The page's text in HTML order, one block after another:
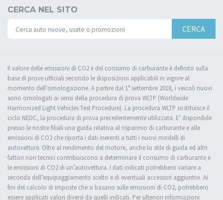
CERCA NEL SITO
CERCA
Il valore delle emissioni di CO2 e del consumo di carburante è definito sulla
base di prove ufficiali secondo le disposizioni applicabili in vigore al
momento dell'omologazione. A partire dal 1° settembre 2018, i veicoli nuovi
sono omologati ai sensi della procedura di prova WLTP (Worldwide
Harmonized Light Vehicles Test Procedure). La procedura WLTP sostituisce il
ciclo NEDC, la procedura di prova precedentemente utilizzata. E’ disponibile
presso le nostre filiali una guida relativa al risparmio di carburante e alle
emissioni di CO2 che riporta i dati inerenti a tutti i nuovi modelli di
autovetture. Oltre al rendimento del motore, anche lo stile di guida ed altri
fattori non tecnici contribuiscono a determinare il consumo di carburante e
le emissioni di CO2 di un’autovettura. I dati indicati potrebbero variare a
seconda dell’equipaggiamento scelto e di eventuali accessori aggiuntivi. Ai
fini del calcolo di imposte che si basano sulle emissioni di CO2, potrebbero
essere applicati valori diversi da quelli indicati. Per ulteriori informazioni